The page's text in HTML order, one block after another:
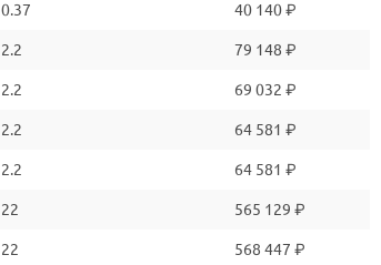
0.37 40 140 ₽
2.2 79 148 ₽
2.2 69 032 ₽
2.2 64 581 ₽
2.2 64 581 ₽
22 565 129 ₽
22 568 447 ₽